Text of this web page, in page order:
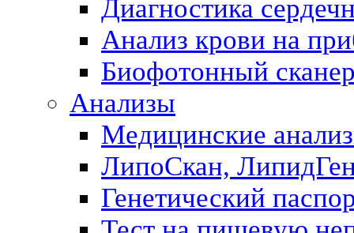
Диагностика
Анализ крови на
Биофотонный
Анализы
Медицинские
ЛипоСкан,
Генетический